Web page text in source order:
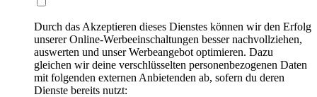
Durch das Akzeptieren dieses Dienstes können wir den Erfolg
unserer Online-Werbeeinschaltungen besser nachvollziehen,
auswerten und unser Werbeangebot optimieren. Dazu
gleichen wir deine verschlüsselten personenbezogenen Daten
mit folgenden externen Anbietenden ab, sofern du deren
Dienste bereits nutzt: